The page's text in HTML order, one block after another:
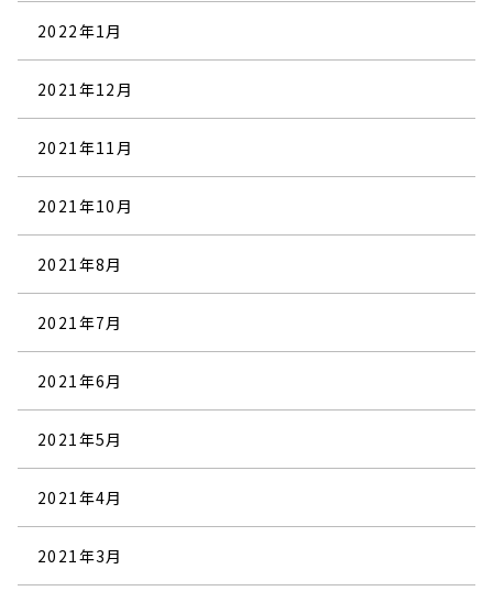
2022年1月
2021年12月
2021年11月
2021年10月
2021年8月
2021年7月
2021年6月
2021年5月
2021年4月
2021年3月